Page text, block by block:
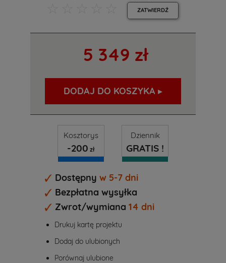
ZATWIERDŹ
5 349 zł
DODAJ DO KOSZYKA ▸
Kosztorys
-200 zł
Dziennik
GRATIS !
Dostępny w 5-7 dni
Bezpłatna wysyłka
Zwrot/wymiana 14 dni
Drukuj kartę projektu
Dodaj do ulubionych
Porównaj ulubione